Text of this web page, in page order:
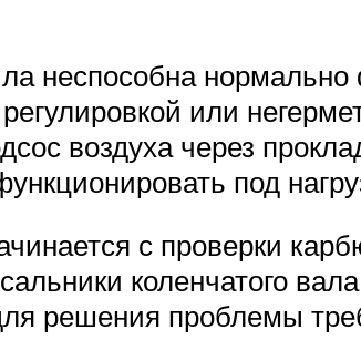
неспособна
или
воздуха через
под
с проверки
коленчатого
решения проблемы